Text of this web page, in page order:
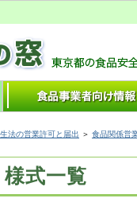
法の営業許可と届出 ＞ 食品関係営
様式一覧